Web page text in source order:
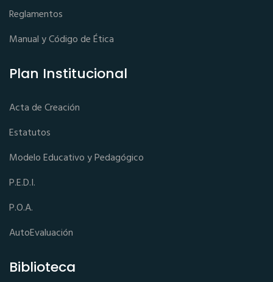
Reglamentos
Manual y Código de Ética
Plan Institucional
Acta de Creación
Estatutos
Modelo Educativo y Pedagógico
P.E.D.I.
P.O.A.
AutoEvaluación
Biblioteca